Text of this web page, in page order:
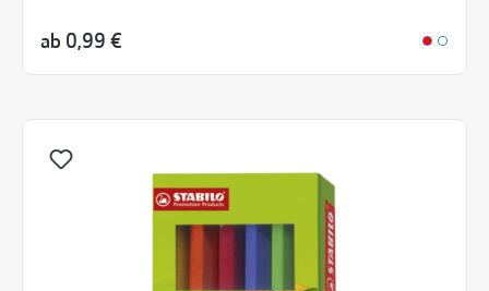
ab 0,99 €